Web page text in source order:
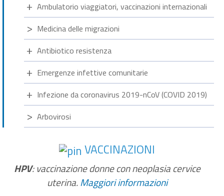
Ambulatorio viaggiatori, vaccinazioni internazionali
Medicina delle migrazioni
Antibiotico resistenza
Emergenze infettive comunitarie
Infezione da coronavirus 2019-nCoV (COVID 2019)
Arbovirosi
VACCINAZIONI
HPV: vaccinazione donne con neoplasia cervice
uterina.Maggiori informazioni